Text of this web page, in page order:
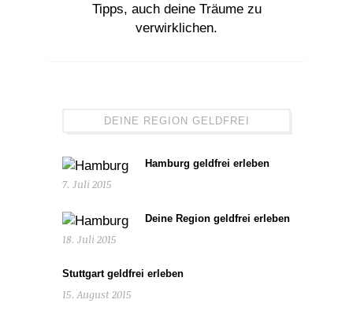
Tipps, auch deine Träume zu
verwirklichen.
DEINE REGION GELDFREI
Hamburg geldfrei erleben
7. Juli 2015
Deine Region geldfrei erleben
18. Juli 2015
Stuttgart geldfrei erleben
15. August 2015